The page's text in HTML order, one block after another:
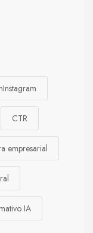
CTR
empresarial
IA